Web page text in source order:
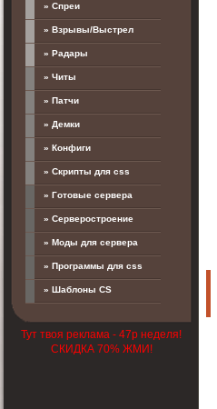
» Спреи
» Взрывы/Выстрел
» Радары
» Читы
» Патчи
» Демки
» Конфиги
» Скрипты для css
» Готовые сервера
» Серверостроение
» Моды для сервера
» Программы для css
» Шаблоны CS
Тут твоя реклама - 47р неделя!
СКИДКА 70% ЖМИ!